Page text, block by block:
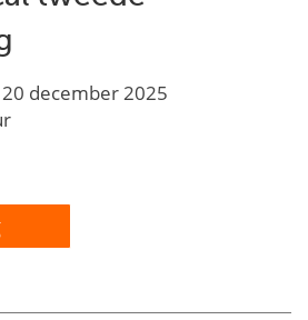
december 2025